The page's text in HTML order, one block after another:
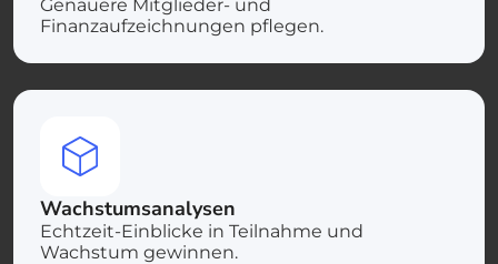
Genauere Mitglieder- und
Finanzaufzeichnungen pflegen.
Wachstumsanalysen
Echtzeit-Einblicke in Teilnahme und
Wachstum gewinnen.